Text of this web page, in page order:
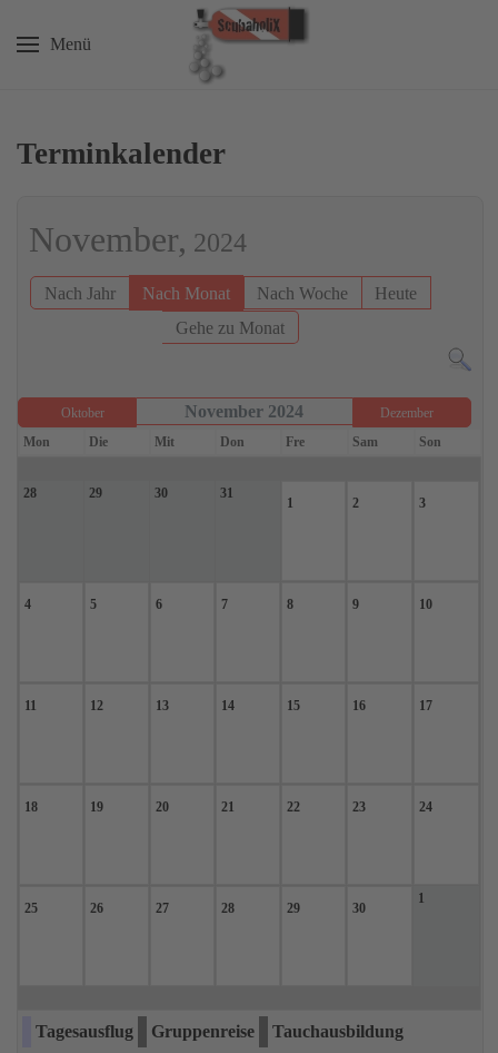
Zum Hauptinhalt springen
Menü
Terminkalender
November, 2024
Nach Jahr Nach Monat Nach Woche
Heute
Gehe zu Monat
Oktober November 2024
Dezember
Mon
Die Mit Don Fre Sam Son
28 29 30 31
1 2 3
4 5 6 7 8 9 10
11 12 13 14 15 16 17
18 19 20 21 22 23 24
25 26 27 28 29 30
1
Tagesausflug Gruppenreise Tauchausbildung